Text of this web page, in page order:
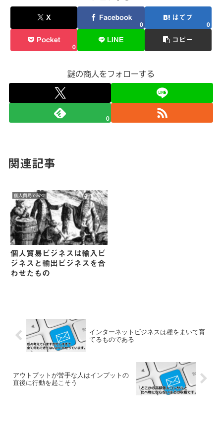
X Facebook
0
はてブ
0
Pocket
0
LINE コピー
謎の商人をフォローする
0
関連記事
個人貿易で稼ぐ
個人貿易ビジネスは輸入ビ
ジネスと輸出ビジネスを合
わせたもの
インターネットビジネスは種をまいて育
てるものである
アウトプットが苦手な人はインプットの
直後に行動を起こそう